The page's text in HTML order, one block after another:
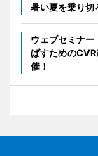
暑い夏を乗り切
ウェブセミナ
ばすための
催！